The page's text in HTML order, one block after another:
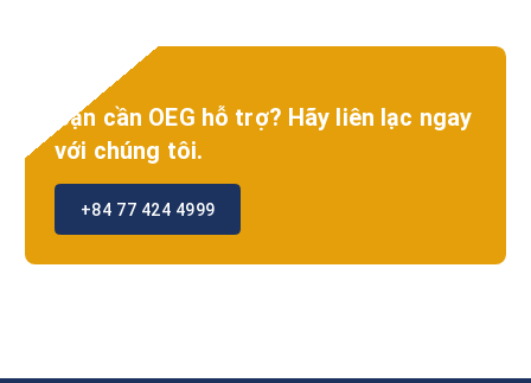
Bạn cần OEG hỗ trợ? Hãy liên lạc ngay
với chúng tôi.
+84 77 424 4999